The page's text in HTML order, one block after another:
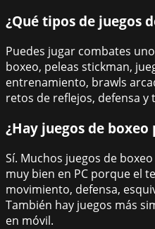
¿Qué tipos de juegos
Puedes jugar combates
boxeo, peleas stickman,
entrenamiento, brawls
retos de reflejos, defensa y
¿Hay juegos de boxeo
Sí. Muchos juegos de
muy bien en PC porque el
movimiento, defensa,
También hay juegos más
en móvil.